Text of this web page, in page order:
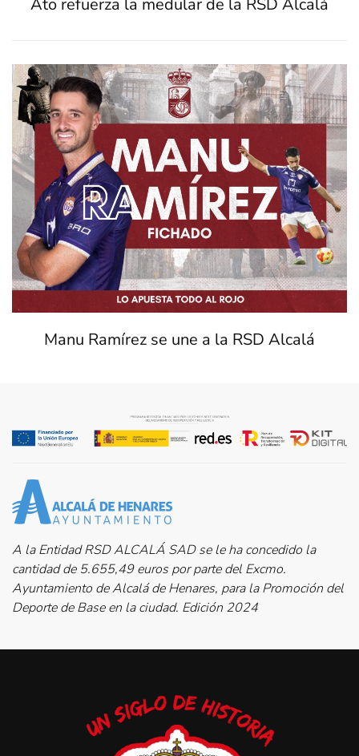
Manu Ramírez se une a la RSD Alcalá
A la Entidad RSD ALCALÁ SAD se le ha concedido la
cantidad de 5.655,49 euros por parte del Excmo.
Ayuntamiento de Alcalá de Henares, para la Promoción del
Deporte de Base en la ciudad. Edición 2024